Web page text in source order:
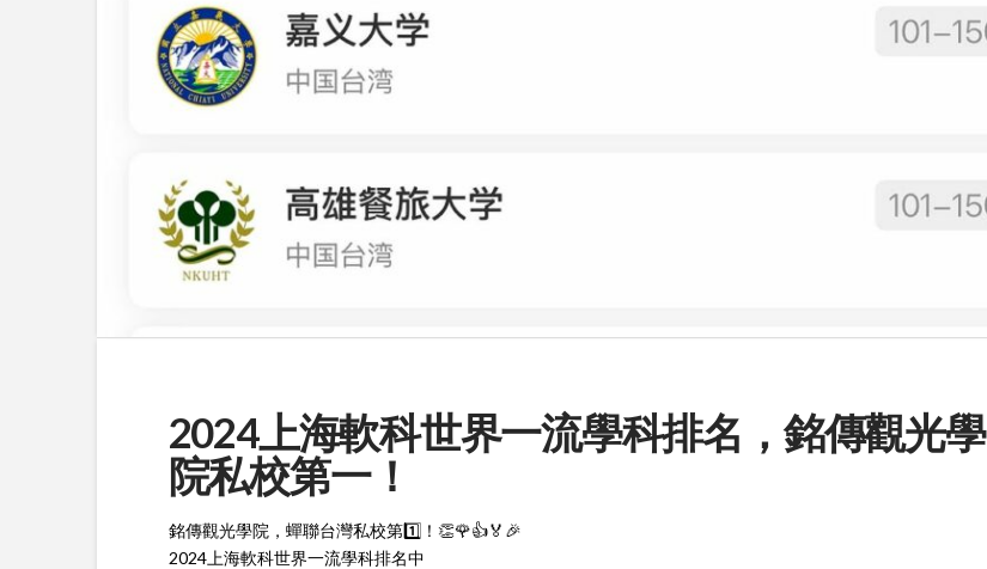
2024上海軟科世界一流學科排名，銘傳觀光學
院私校第一！
銘傳觀光學院，蟬聯台灣私校第1️⃣！👏🌹👍🏅🎉
2024上海軟科世界一流學科排名中